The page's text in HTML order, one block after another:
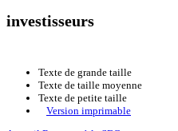
investisseurs
Texte de grande taille
Texte de taille moyenne
Texte de petite taille
Version imprimable